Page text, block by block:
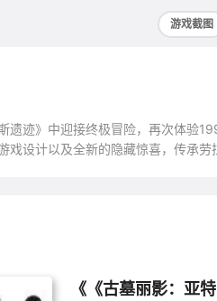
游戏截图
遗迹》中迎接终极冒险，再次体验
戏设计以及全新的隐藏惊喜，传承劳
《《古墓丽影：亚